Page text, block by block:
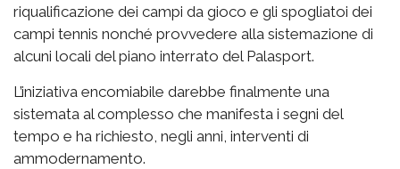
riqualificazione dei campi da gioco e gli spogliatoi dei
campi tennis nonché provvedere alla sistemazione di
alcuni locali del piano interrato del Palasport.
L’iniziativa encomiabile darebbe finalmente una
sistemata al complesso che manifesta i segni del
tempo e ha richiesto, negli anni, interventi di
ammodernamento.